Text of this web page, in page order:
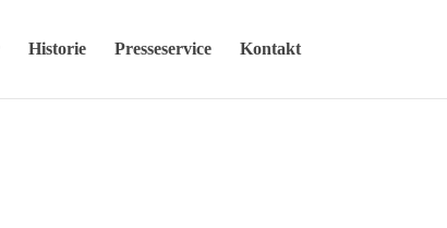
Historie Presseservice Kontakt